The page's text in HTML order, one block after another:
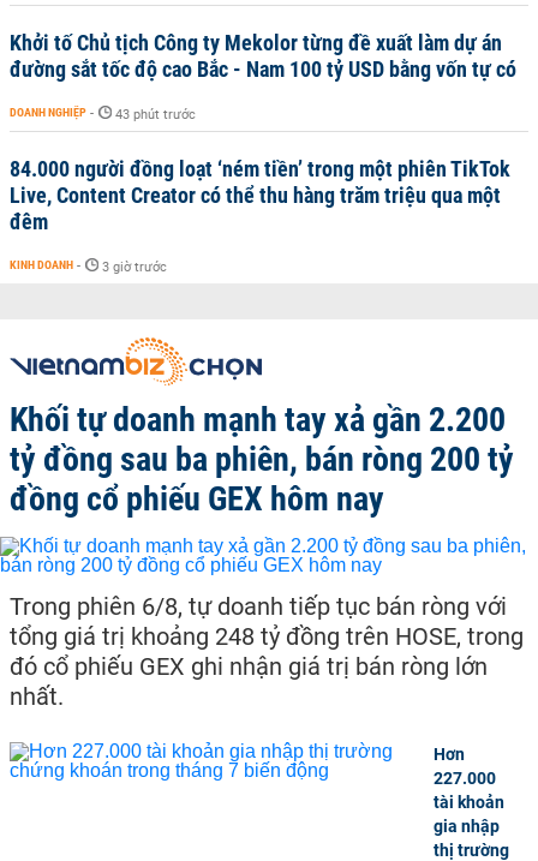
Khởi tố Chủ tịch Công ty Mekolor từng đề xuất làm dự án
đường sắt tốc độ cao Bắc - Nam 100 tỷ USD bằng vốn tự có
DOANH NGHIỆP - 43 phút trước
84.000 người đồng loạt ‘ném tiền’ trong một phiên TikTok
Live, Content Creator có thể thu hàng trăm triệu qua một
đêm
KINH DOANH - 3 giờ trước
Khối tự doanh mạnh tay xả gần 2.200
tỷ đồng sau ba phiên, bán ròng 200 tỷ
đồng cổ phiếu GEX hôm nay
Trong phiên 6/8, tự doanh tiếp tục bán ròng với
tổng giá trị khoảng 248 tỷ đồng trên HOSE, trong
đó cổ phiếu GEX ghi nhận giá trị bán ròng lớn
nhất.
Hơn
227.000
tài khoản
gia nhập
thị trường